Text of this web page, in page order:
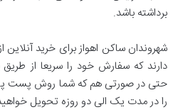
برداشته باشد.
شهروندان ساکن اهواز برای خرید آنلاین
دارند که سفارش خود را سریعا از
حتی در صورتی هم که شما روش پست
را در مدت یک الی دو روزه تحویل